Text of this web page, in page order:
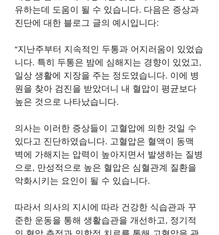
유하는데 도움이 될 수 있습니다. 다음은 증상과
진단에 대한 블로그 글의 예시입니다:
“지난주부터 지속적인 두통과 어지러움이 있었습
니다. 특히 두통은 밤에 심해지는 경향이 있었고,
일상 생활에 지장을 주는 정도였습니다. 이에 병
원을 찾아 검진을 받았더니 내 혈압이 평균보다
높은 것으로 나타났습니다.
의사는 이러한 증상들이 고혈압에 의한 것일 수
있다고 진단하였습니다. 고혈압은 혈액이 동맥
벽에 가해지는 압력이 높아지면서 발생하는 질병
으로, 만성적으로 높은 혈압은 심혈관계 질환을
악화시키는 요인이 될 수 있습니다.
따라서 의사의 지시에 따라 건강한 식습관과 꾸
준한 운동을 통해 생활습관을 개선하고, 정기적